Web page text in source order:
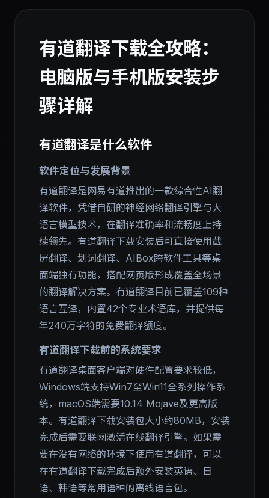
有道翻译下载全攻略：
电脑版与手机版安装步
骤详解
有道翻译是什么软件
软件定位与发展背景
有道翻译是网易有道推出的一款综合性AI翻
译软件，凭借自研的神经网络翻译引擎与大
语言模型技术，在翻译准确率和流畅度上持
续领先。有道翻译下载安装后可直接使用截
屏翻译、划词翻译、AIBox跨软件工具等桌
面端独有功能，搭配网页版形成覆盖全场景
的翻译解决方案。有道翻译目前已覆盖109种
语言互译，内置42个专业术语库，并提供每
年240万字符的免费翻译额度。
有道翻译下载前的系统要求
有道翻译桌面客户端对硬件配置要求较低，
Windows端支持Win7至Win11全系列操作系
统，macOS端需要10.14 Mojave及更高版
本。有道翻译下载安装包大小约80MB，安装
完成后需要联网激活在线翻译引擎。如果需
要在没有网络的环境下使用有道翻译，可以
在有道翻译下载完成后额外安装英语、日
语、韩语等常用语种的离线语言包。